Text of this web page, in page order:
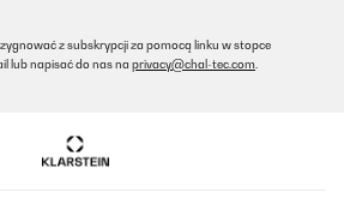
z subskrypcji za pomocą linku w stopce
lub napisać do nas na privacy@chal-tec.com